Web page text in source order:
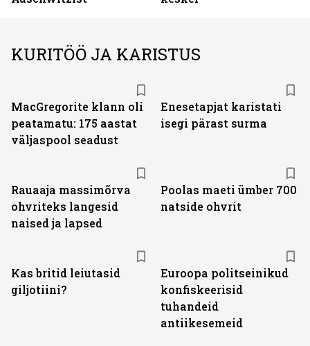
KURITÖÖ JA KARISTUS
MacGregorite klann oli
peatamatu: 175 aastat
väljas­pool seadust
Enesetapjat karistati
isegi pärast surma
Rauaaja massimõrva
ohvriteks langesid
naised ja lapsed
Poolas maeti ümber 700
natside ohvrit
Kas britid leiutasid
giljotiini?
Euroopa politseinikud
konfiskeerisid
tuhandeid
antiikesemeid